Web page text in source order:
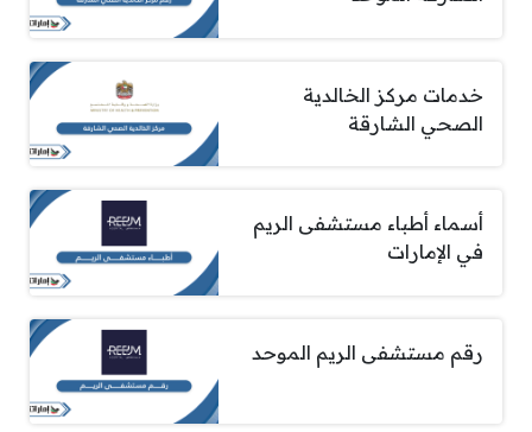
خدمات مركز الخالدية
الصحي الشارقة
أسماء أطباء مستشفى الريم
في الإمارات
رقم مستشفى الريم الموحد